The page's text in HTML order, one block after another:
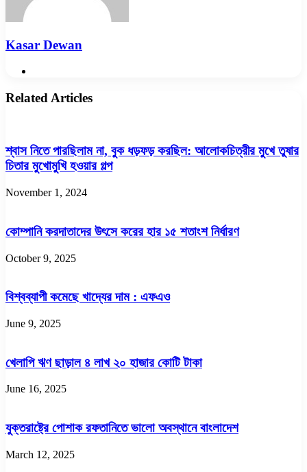
Kasar Dewan
Related Articles
শ্বাস নিতে পারছিলাম না, বুক ধড়ফড় করছিল: আলোকচিত্রীর মুখে তুষার
চিতার মুখোমুখি হওয়ার গল্প
November 1, 2024
কোম্পানি করদাতাদের উৎসে করের হার ১৫ শতাংশ নির্ধারণ
October 9, 2025
বিশ্বব্যাপী কমেছে খাদ্যের দাম : এফএও
June 9, 2025
খেলাপি ঋণ ছাড়াল ৪ লাখ ২০ হাজার কোটি টাকা
June 16, 2025
যুক্তরাষ্ট্রে পোশাক রফতানিতে ভালো অবস্থানে বাংলাদেশ
March 12, 2025